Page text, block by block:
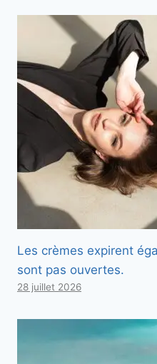
Les crèmes expirent
sont pas ouvertes.
28 juillet 2026